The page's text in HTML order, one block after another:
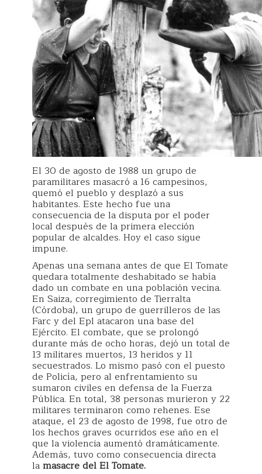
El 30 de agosto de 1988 un grupo de
paramilitares masacró a 16 campesinos,
quemó el pueblo y desplazó a sus
habitantes. Este hecho fue una
consecuencia de la disputa por el poder
local después de la primera elección
popular de alcaldes. Hoy el caso sigue
impune.
Apenas una semana antes de que El Tomate
quedara totalmente deshabitado se había
dado un combate en una población vecina.
En Saiza, corregimiento de Tierralta
(Córdoba), un grupo de guerrilleros de las
Farc y del Epl atacaron una base del
Ejército. El combate, que se prolongó
durante más de ocho horas, dejó un total de
13 militares muertos, 13 heridos y 11
secuestrados. Lo mismo pasó con el puesto
de Policía, pero al enfrentamiento su
sumaron civiles en defensa de la Fuerza
Pública. En total, 38 personas murieron y 22
militares terminaron como rehenes. Ese
ataque, el 23 de agosto de 1998, fue otro de
los hechos graves ocurridos ese año en el
que la violencia aumentó dramáticamente.
Además, tuvo como consecuencia directa
lamasacre del El Tomate.